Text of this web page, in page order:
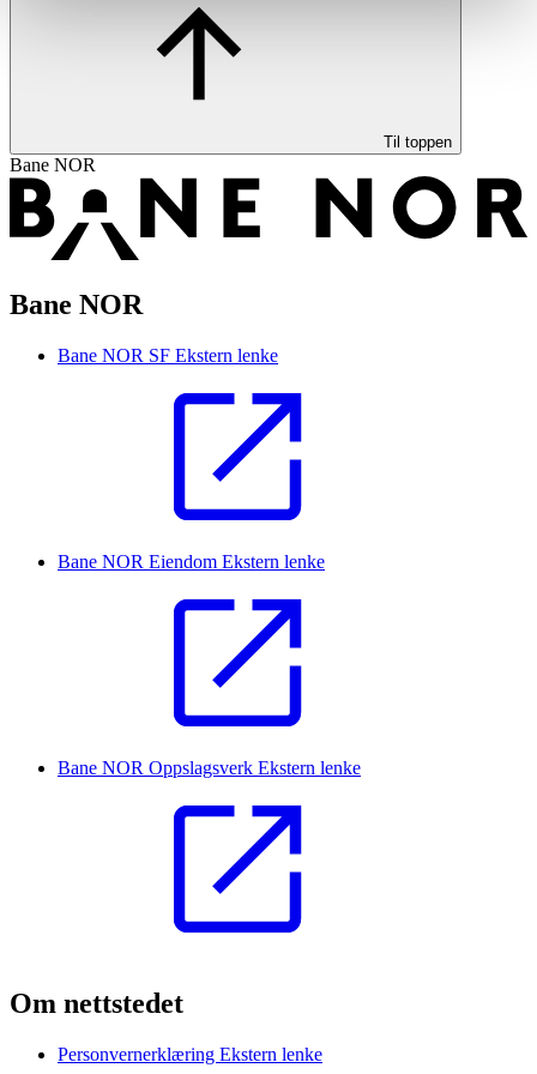
Til toppen
Bane NOR
Bane NOR
Bane NOR SF Ekstern lenke
Bane NOR Eiendom Ekstern lenke
Bane NOR Oppslagsverk Ekstern lenke
Om nettstedet
Personvernerklæring Ekstern lenke